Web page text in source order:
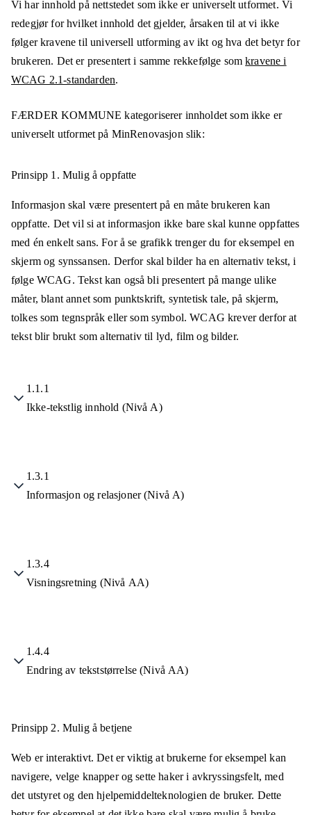
Vi har innhold på nettstedet som ikke er universelt utformet. Vi
redegjør for hvilket innhold det gjelder, årsaken til at vi ikke
følger kravene til universell utforming av ikt og hva det betyr for
brukeren. Det er presentert i samme rekkefølge somkravene i
WCAG 2.1-standarden.
FÆRDER KOMMUNE kategoriserer innholdet som ikke er
universelt utformet på MinRenovasjonslik:
Prinsipp 1. Mulig å oppfatte
Informasjon skal være presentert på en måte brukeren kan
oppfatte. Det vil si at informasjon ikke bare skal kunne oppfattes
med én enkelt sans. For å se grafikk trenger du for eksempel en
skjerm og synssansen. Derfor skal bilder ha en alternativ tekst, i
følge WCAG. Tekst kan også bli presentert på mange ulike
måter, blant annet som punktskrift, syntetisk tale, på skjerm,
tolkes som tegnspråk eller som symbol. WCAG krever derfor at
tekst blir brukt som alternativ til lyd, film og bilder.
1.1.1
Ikke-tekstlig innhold (Nivå A)
1.3.1
Informasjon og relasjoner (Nivå A)
1.3.4
Visningsretning (Nivå AA)
1.4.4
Endring av tekststørrelse (Nivå AA)
Prinsipp 2. Mulig å betjene
Web er interaktivt. Det er viktig at brukerne for eksempel kan
navigere, velge knapper og sette haker i avkryssingsfelt, med
det utstyret og den hjelpemiddelteknologien de bruker. Dette